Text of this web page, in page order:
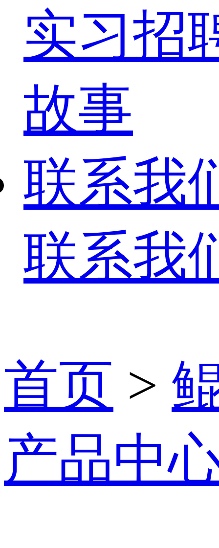
实习招
故事
联系我
联系我
首页 >
产品中